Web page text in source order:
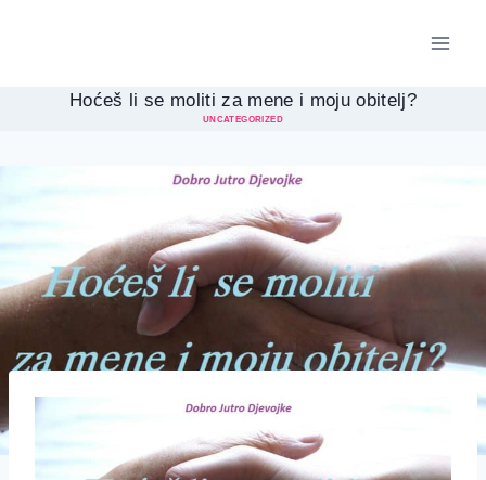
Hoćeš li se moliti za mene i moju obitelj?
UNCATEGORIZED